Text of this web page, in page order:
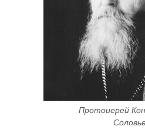
Протоиерей